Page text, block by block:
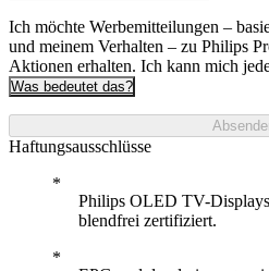
Ich möchte Werbemitteilungen –
und meinem Verhalten – zu Philips
Aktionen erhalten. Ich kann mich
Was bedeutet das?
Haftungsausschlüsse
Philips OLED TV-
blendfrei zertifiziert.